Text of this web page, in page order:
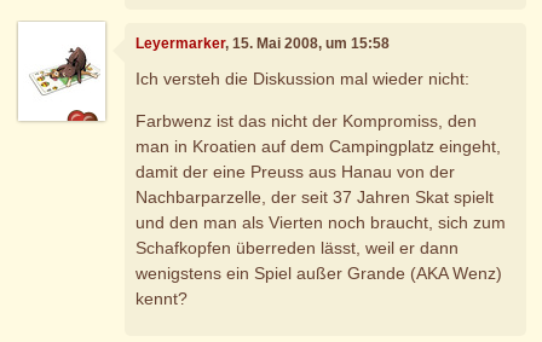
Leyermarker, 15. Mai 2008, um 15:58
Ich versteh die Diskussion mal wieder nicht:
Farbwenz ist das nicht der Kompromiss, den
man in Kroatien auf dem Campingplatz eingeht,
damit der eine Preuss aus Hanau von der
Nachbarparzelle, der seit 37 Jahren Skat spielt
und den man als Vierten noch braucht, sich zum
Schafkopfen überreden lässt, weil er dann
wenigstens ein Spiel außer Grande (AKA Wenz)
kennt?